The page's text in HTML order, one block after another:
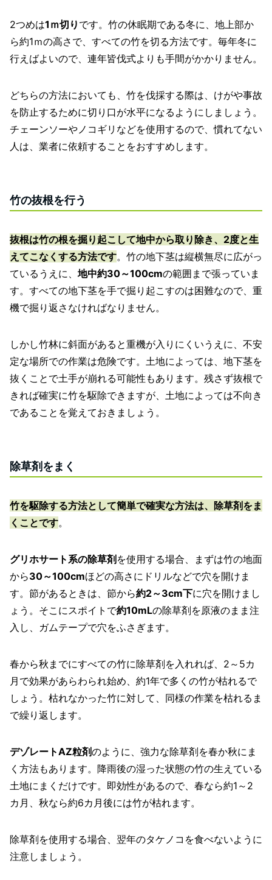
2つめは1ｍ切り です。竹の休眠期である冬に、地上部か
ら約1ｍの高さで、すべての竹を切る方法です。毎年冬に
行えばよいので、連年皆伐式よりも手間がかかりません。
どちらの方法においても、竹を伐採する際は、けがや事故
を防止するために切り口が水平になるようにしましょう。
チェーンソーやノコギリなどを使用するので、慣れてない
人は、業者に依頼することをおすすめします。
竹の抜根を行う
抜根は竹の根を掘り起こして地中から取り除き、2度と生
えてこなくする方法です。竹の地下茎は縦横無尽に広がっ
ているうえに、 地中約30～100cmの範囲まで張っていま
す。すべての地下茎を手で掘り起こすのは困難なので、重
機で掘り返さなければなりません。
しかし竹林に斜面があると重機が入りにくいうえに、不安
定な場所での作業は危険です。土地によっては、地下茎を
抜くことで土手が崩れる可能性もあります。残さず抜根で
きれば確実に竹を駆除できますが、土地によっては不向き
であることを覚えておきましょう。
除草剤をまく
竹を駆除する方法として簡単で確実な方法は、除草剤をま
くことです。
グリホサート系の除草剤を使用する場合、まずは竹の地面
から30～100cmほどの高さにドリルなどで穴を開けま
す。節があるときは、節から約2～3cm下に穴を開けまし
ょう。そこにスポイトで約10mLの除草剤を原液のまま注
入し、ガムテープで穴をふさぎます。
春から秋までにすべての竹に除草剤を入れれば、2～5カ
月で効果があらわられ始め、約1年で多くの竹が枯れるで
しょう。枯れなかった竹に対して、同様の作業を枯れるま
で繰り返します。
デゾレートAZ粒剤のように、強力な除草剤を春か秋にま
く方法もあります。降雨後の湿った状態の竹の生えている
土地にまくだけです。即効性があるので、春なら約1～2
カ月、秋なら約6カ月後には竹が枯れます。
除草剤を使用する場合、翌年のタケノコを食べないように
注意しましょう。